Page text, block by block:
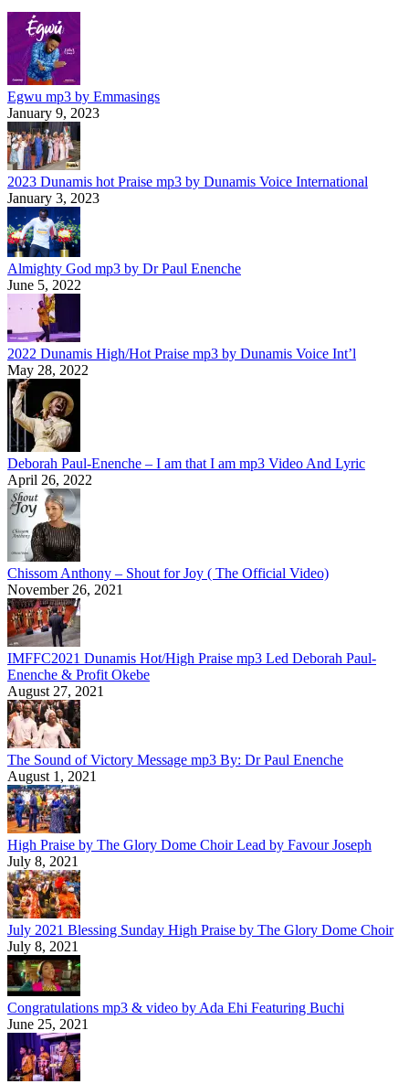
Egwu mp3 by Emmasings
January 9, 2023
2023 Dunamis hot Praise mp3 by Dunamis Voice International
January 3, 2023
Almighty God mp3 by Dr Paul Enenche
June 5, 2022
2022 Dunamis High/Hot Praise mp3 by Dunamis Voice Int’l
May 28, 2022
Deborah Paul-Enenche – I am that I am mp3 Video And Lyric
April 26, 2022
Chissom Anthony – Shout for Joy ( The Official Video)
November 26, 2021
IMFFC2021 Dunamis Hot/High Praise mp3 Led Deborah Paul-
Enenche & Profit Okebe
August 27, 2021
The Sound of Victory Message mp3 By: Dr Paul Enenche
August 1, 2021
High Praise by The Glory Dome Choir Lead by Favour Joseph
July 8, 2021
July 2021 Blessing Sunday High Praise by The Glory Dome Choir
July 8, 2021
Congratulations mp3 & video by Ada Ehi Featuring Buchi
June 25, 2021